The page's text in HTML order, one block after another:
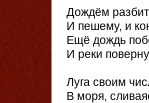
Дождём
И пешему, и
Ещё дождь
И реки
Луга своим
В моря,